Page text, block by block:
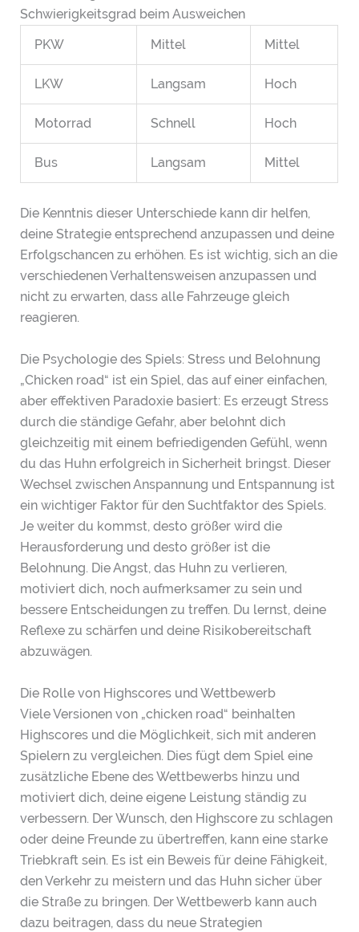
Schwierigkeitsgrad beim Ausweichen
PKW
Mittel Mittel
LKW Langsam Hoch
Motorrad Schnell Hoch
Bus Langsam Mittel
Die Kenntnis dieser Unterschiede kann dir helfen,
deine Strategie entsprechend anzupassen und deine
Erfolgschancen zu erhöhen. Es ist wichtig, sich an die
verschiedenen Verhaltensweisen anzupassen und
nicht zu erwarten, dass alle Fahrzeuge gleich
reagieren.
Die Psychologie des Spiels: Stress und Belohnung
„Chicken road“ ist ein Spiel, das auf einer einfachen,
aber effektiven Paradoxie basiert: Es erzeugt Stress
durch die ständige Gefahr, aber belohnt dich
gleichzeitig mit einem befriedigenden Gefühl, wenn
du das Huhn erfolgreich in Sicherheit bringst. Dieser
Wechsel zwischen Anspannung und Entspannung ist
ein wichtiger Faktor für den Suchtfaktor des Spiels.
Je weiter du kommst, desto größer wird die
Herausforderung und desto größer ist die
Belohnung. Die Angst, das Huhn zu verlieren,
motiviert dich, noch aufmerksamer zu sein und
bessere Entscheidungen zu treffen. Du lernst, deine
Reflexe zu schärfen und deine Risikobereitschaft
abzuwägen.
Die Rolle von Highscores und Wettbewerb
Viele Versionen von „chicken road“ beinhalten
Highscores und die Möglichkeit, sich mit anderen
Spielern zu vergleichen. Dies fügt dem Spiel eine
zusätzliche Ebene des Wettbewerbs hinzu und
motiviert dich, deine eigene Leistung ständig zu
verbessern. Der Wunsch, den Highscore zu schlagen
oder deine Freunde zu übertreffen, kann eine starke
Triebkraft sein. Es ist ein Beweis für deine Fähigkeit,
den Verkehr zu meistern und das Huhn sicher über
die Straße zu bringen. Der Wettbewerb kann auch
dazu beitragen, dass du neue Strategien